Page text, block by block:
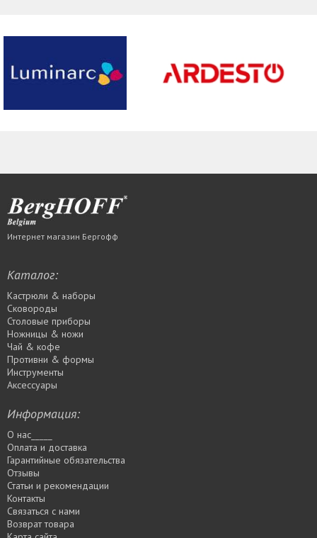
Интернет магазин Бергофф
Каталог:
Кастрюли & наборы
Сковороды
Столовые приборы
Ножницы & ножи
Чай & кофе
Противни & формы
Инструменты
Аксессуары
Информация:
О нас_____
Оплата и доставка
Гарантийные обязательства
Отзывы
Статьи и рекомендации
Контакты
Связаться с нами
Возврат товара